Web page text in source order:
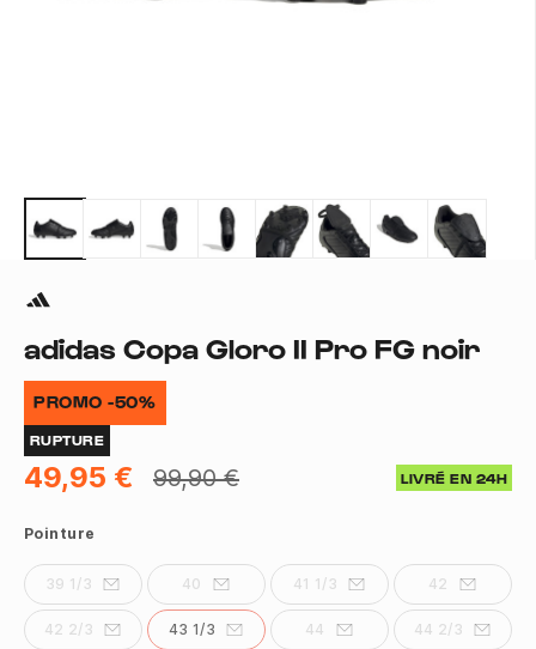
adidas Copa Gloro II Pro FG noir
PROMO -50%
RUPTURE
49,95 € 99,90 € LIVRÉ EN 24H
Pointure
39 1/3 40 41 1/3 42
42 2/3 43 1/3 44 44 2/3